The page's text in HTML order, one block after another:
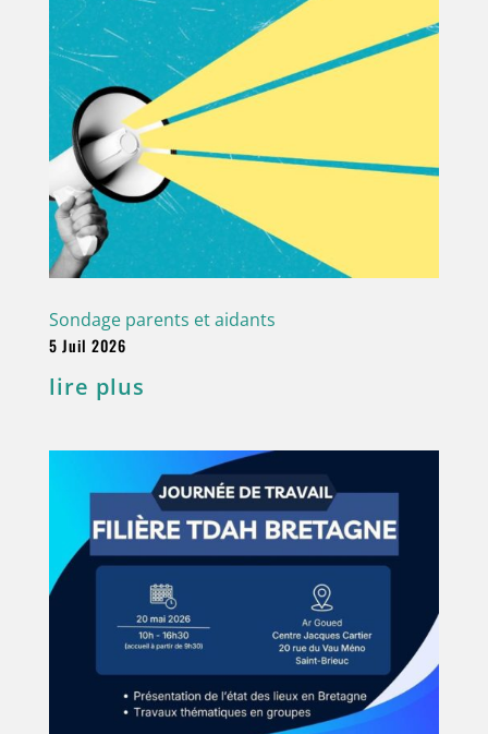
Sondage parents et aidants
5 Juil 2026
lire plus